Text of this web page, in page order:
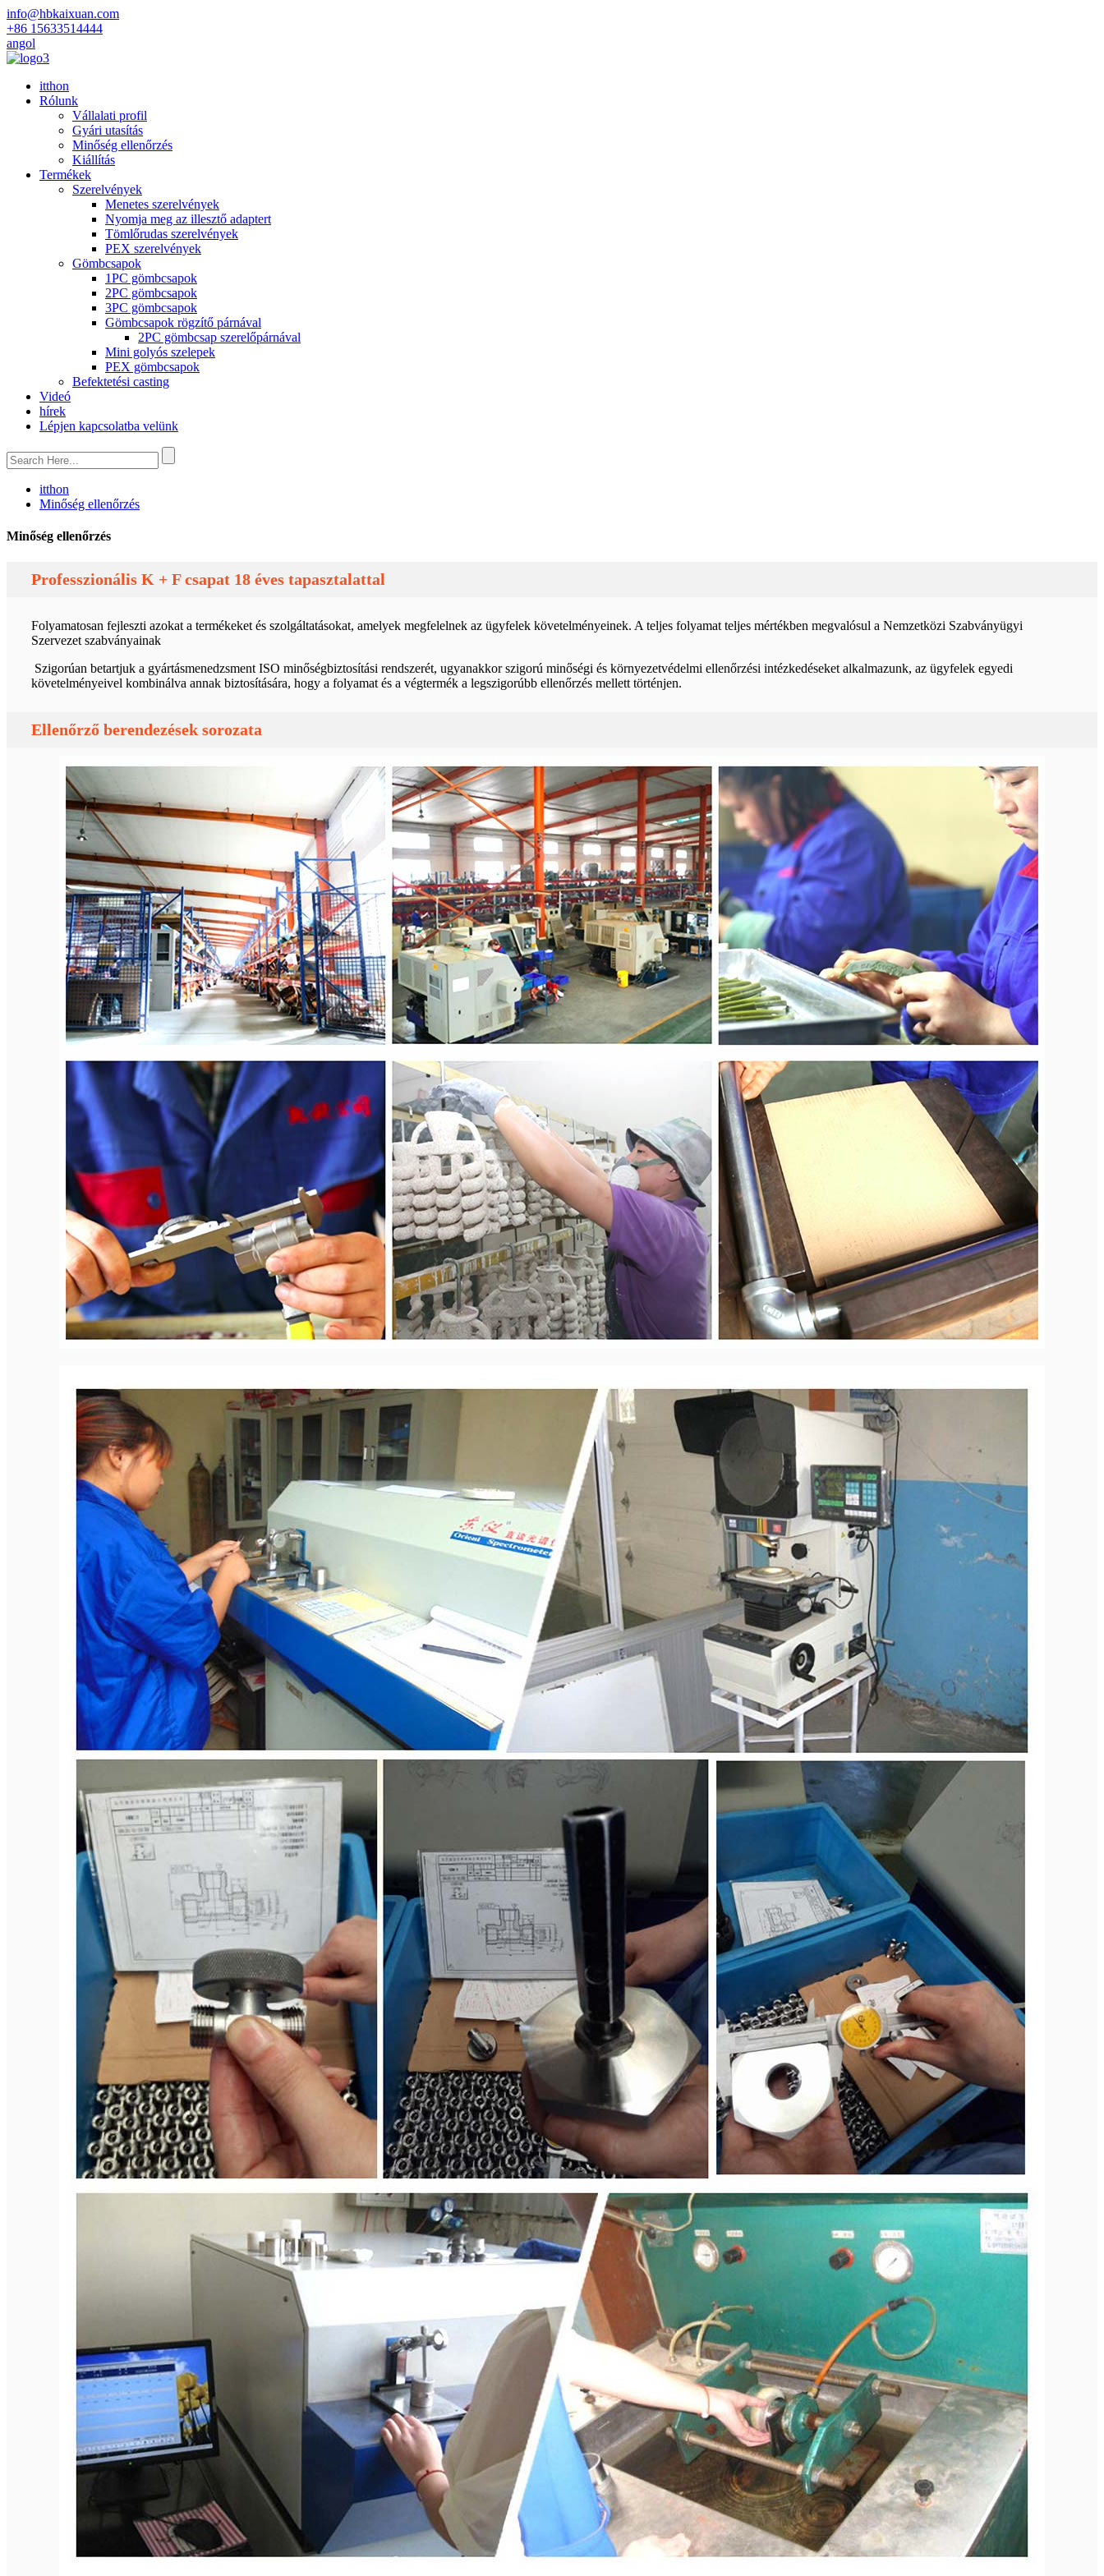
info@hbkaixuan.com
+86 15633514444
angol
itthon
Rólunk
Vállalati profil
Gyári utasítás
Minőség ellenőrzés
Kiállítás
Termékek
Szerelvények
Menetes szerelvények
Nyomja meg az illesztő adaptert
Tömlőrudas szerelvények
PEX szerelvények
Gömbcsapok
1PC gömbcsapok
2PC gömbcsapok
3PC gömbcsapok
Gömbcsapok rögzítő párnával
2PC gömbcsap szerelőpárnával
Mini golyós szelepek
PEX gömbcsapok
Befektetési casting
Videó
hírek
Lépjen kapcsolatba velünk
itthon
Minőség ellenőrzés
Minőség ellenőrzés
Professzionális K + F csapat 18 éves tapasztalattal
Folyamatosan fejleszti azokat a termékeket és szolgáltatásokat, amelyek megfelelnek az ügyfelek követelményeinek. A teljes folyamat teljes mértékben megvalósul a Nemzetközi Szabványügyi
Szervezet szabványainak
Szigorúan betartjuk a gyártásmenedzsment ISO minőségbiztosítási rendszerét, ugyanakkor szigorú minőségi és környezetvédelmi ellenőrzési intézkedéseket alkalmazunk, az ügyfelek egyedi
követelményeivel kombinálva annak biztosítására, hogy a folyamat és a végtermék a legszigorúbb ellenőrzés mellett történjen.
Ellenőrző berendezések sorozata